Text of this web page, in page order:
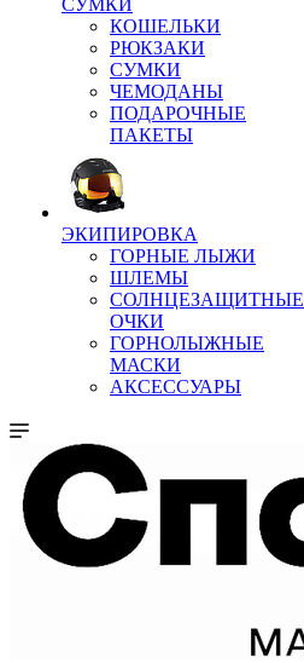
СУМКИ
КОШЕЛЬКИ
РЮКЗАКИ
СУМКИ
ЧЕМОДАНЫ
ПОДАРОЧНЫЕ
ПАКЕТЫ
ЭКИПИРОВКА
ГОРНЫЕ ЛЫЖИ
ШЛЕМЫ
СОЛНЦЕЗАЩИТНЫЕ
ОЧКИ
ГОРНОЛЫЖНЫЕ
МАСКИ
АКСЕССУАРЫ